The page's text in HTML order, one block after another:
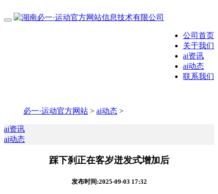
公司首页
关于我们
ai资讯
ai动态
联系我们
必一·运动官方网站 > ai动态 >
ai资讯
ai动态
踩下刹正在客岁迸发式增加后
发布时间:2025-09-03 17:32